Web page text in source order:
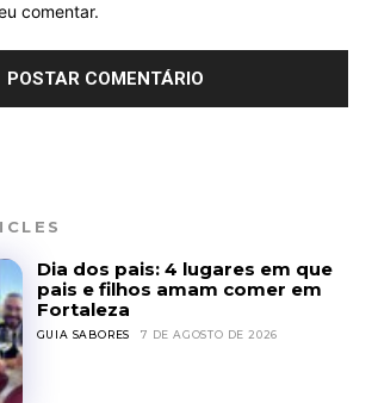
comentar.
Dia dos pais: 4 lugares em que
pais e filhos amam comer em
Fortaleza
GUIA SABORES 7 DE AGOSTO DE 2026